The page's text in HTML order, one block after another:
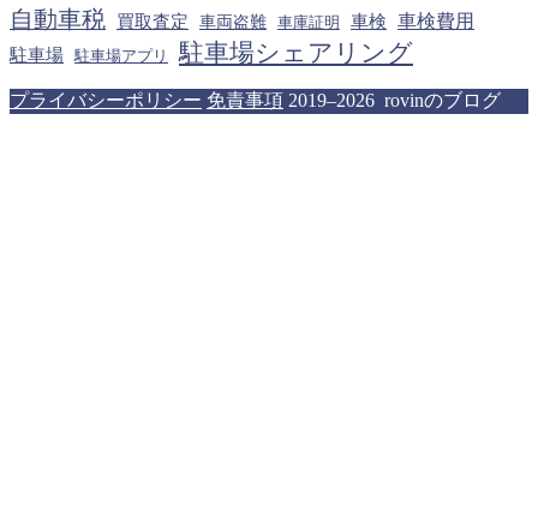
自動車税 買取査定 車両盗難 車庫証明 車検 車検費用
駐車場 駐車場アプリ 駐車場シェアリング
プライバシーポリシー 免責事項 2019–2026 rovinのブログ